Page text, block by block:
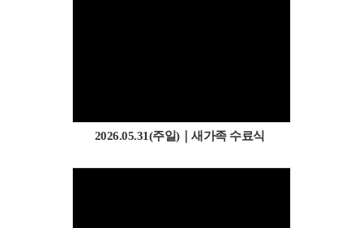
2026.05.31(주일)｜새가족 수료식